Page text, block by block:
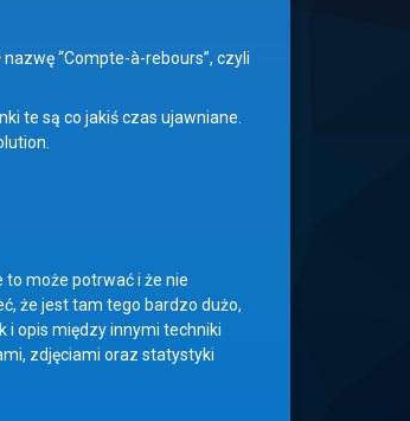
“Compte-à-rebours”, czyli
te są co jakiś czas ujawniane.
może potrwać i że nie
że jest tam tego bardzo dużo,
i opis między innymi techniki
zdjęciami oraz statystyki